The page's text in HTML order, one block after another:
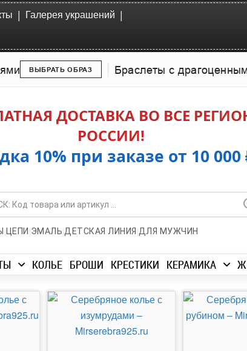
| Галерея украшений |
ВЫБРАТЬ ОБРАЗ Браслеты с
ДОСТАВКА ВО ВСЕ
РОССИИ!
10% при заказе от 10 000
| ЦЕПИ |ЭМАЛЬ|ДЕТСКАЯ ЛИНИЯ |ДЛЯ МУЖЧИН
КОЛЬЕ БРОШИ КРЕСТИКИ КЕРАМИКА